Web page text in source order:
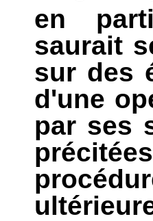
en
saurait
sur des
d'une
par ses